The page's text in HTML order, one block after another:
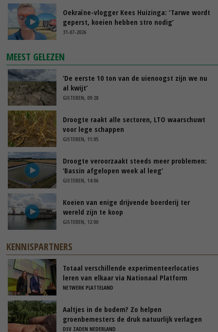
Oekraïne-vlogger Kees Huizinga: ‘Tarwe wordt
geperst, koeien hebben stro nodig’
31-07-2026
MEEST GELEZEN
‘De eerste 10 ton van de uienoogst zijn we nu
al kwijt’
GISTEREN, 09:28
Droogte raakt alle sectoren, LTO waarschuwt
voor lege schappen
GISTEREN, 11:05
Droogte veroorzaakt steeds meer problemen:
‘Bassin afgelopen week al leeg’
GISTEREN, 14:06
Koeien van enige drijvende boerderij ter
wereld zijn te koop
GISTEREN, 12:00
KENNISPARTNERS
Totaal verschillende experimenteerlocaties
leren van elkaar via Nationaal Platform
NETWERK PLATTELAND
Aaltjes in de bodem? Zo helpen
groenbemesters de druk natuurlijk verlagen
DSV ZADEN NEDERLAND